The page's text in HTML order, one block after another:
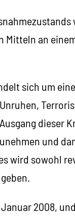
an
sich um
dieser
und
wird sowohl
2008,